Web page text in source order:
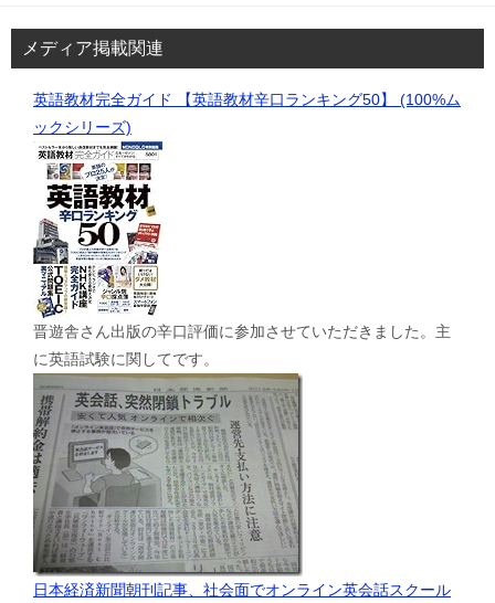
メディア掲載関連
英語教材完全ガイド 【英語教材辛口ランキング50】 (100%ム
ックシリーズ)
晋遊舎さん出版の辛口評価に参加させていただきました。主
に英語試験に関してです。
日本経済新聞朝刊記事、社会面でオンライン英会話スクール